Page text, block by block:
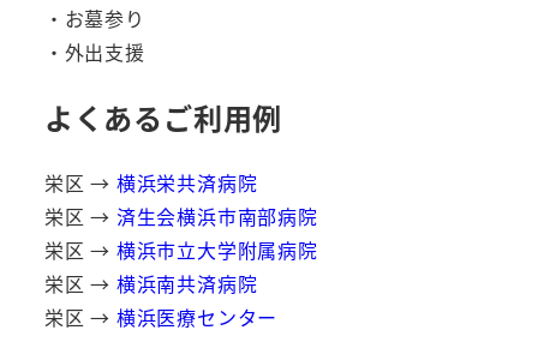
・お墓参り
・外出支援
よくあるご利用例
栄区 → 横浜栄共済病院
栄区 → 済生会横浜市南部病院
栄区 → 横浜市立大学附属病院
栄区 → 横浜南共済病院
栄区 → 横浜医療センター